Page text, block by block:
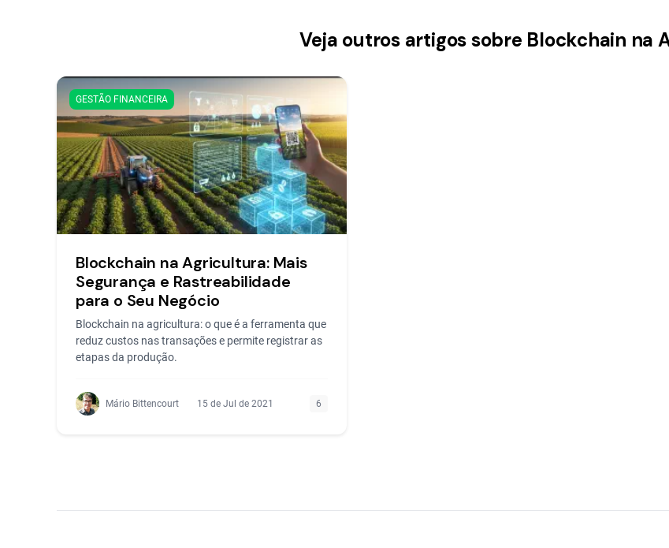
Veja outros artigos sobre Blockchain na
GESTÃO FINANCEIRA
Blockchain na Agricultura: Mais
Segurança e Rastreabilidade
para o Seu Negócio
Blockchain na agricultura: o que é a ferramenta que
reduz custos nas transações e permite registrar as
etapas da produção.
Mário Bittencourt 15 de Jul de 2021 6